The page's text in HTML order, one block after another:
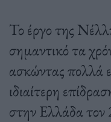
Το έργο της
σημαντικό τα
ασκώντας πολλά
ιδιαίτερη
στην Ελλάδα τον